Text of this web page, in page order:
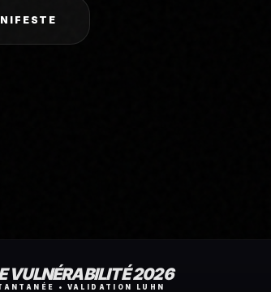
VULNÉRABILITÉ 2026
• VALIDATION LUHN